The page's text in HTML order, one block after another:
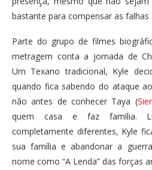
bastante para compensar as falhas
Parte do grupo de filmes
metragem conta a jornada de
Um Texano tradicional, Kyle
quando fica sabendo do ataque
não antes de conhecer Taya (
quem casa e faz família.
completamente diferentes, Kyle
sua família e abandonar a
nome como “A Lenda” das forças